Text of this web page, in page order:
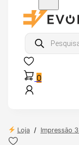
Products
search
0
Loja / Impressão